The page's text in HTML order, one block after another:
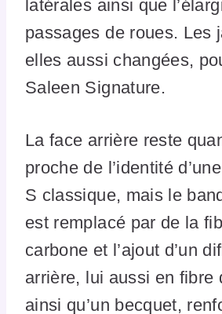
latérales ainsi que
passages de roues. Les
elles aussi changées,
Saleen Signature.
La face arrière reste
proche de l’identité
S classique, mais le
est remplacé par de la
carbone et l’ajout d’un
arrière, lui aussi en fibre
ainsi qu’un becquet,